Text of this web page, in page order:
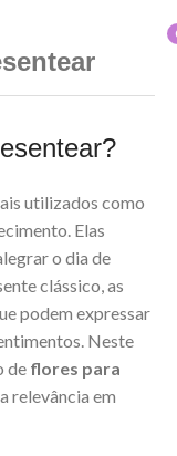
utilizados como
Elas
o dia de
clássico, as
podem expressar
Neste
de flores para
relevância em